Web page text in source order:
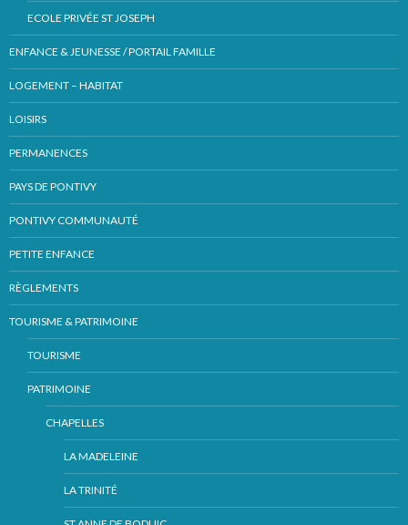
ECOLE PRIVÉE ST JOSEPH
ENFANCE & JEUNESSE / PORTAIL FAMILLE
LOGEMENT – HABITAT
LOISIRS
PERMANENCES
PAYS DE PONTIVY
PONTIVY COMMUNAUTÉ
PETITE ENFANCE
RÈGLEMENTS
TOURISME & PATRIMOINE
TOURISME
PATRIMOINE
CHAPELLES
LA MADELEINE
LA TRINITÉ